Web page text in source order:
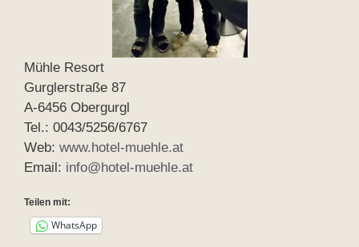
Mühle Resort
Gurglerstraße 87
A-6456 Obergurgl
Tel.: 0043/5256/6767
Web: www.hotel-muehle.at
Email: info@hotel-muehle.at
Teilen mit:
WhatsApp